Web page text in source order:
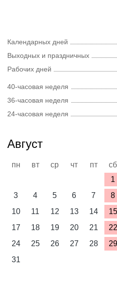
Календарных дней
Выходных и праздничных
Рабочих дней
40-часовая неделя
36-часовая неделя
24-часовая неделя
Август
пн вт ср чт пт сб
1
3
4 5 6 7 8
10
11 12 13 14 15
17
18 19 20 21 22
24
25 26 27 28 29
31